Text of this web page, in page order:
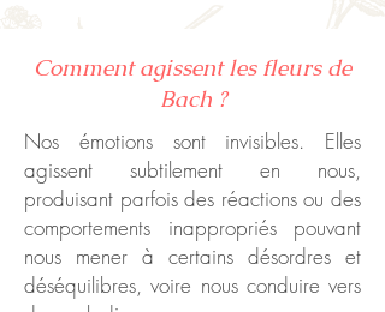
Comment agissent les fleurs de
Bach ?
Nos émotions sont invisibles. Elles
agissent subtilement en nous,
produisant parfois des réactions ou des
comportements inappropriés pouvant
nous mener à certains désordres et
déséquilibres, voire nous conduire vers